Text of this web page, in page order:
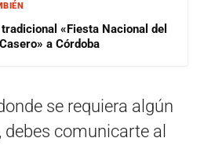
«Fiesta Nacional del
a Córdoba
se requiera algún
comunicarte al